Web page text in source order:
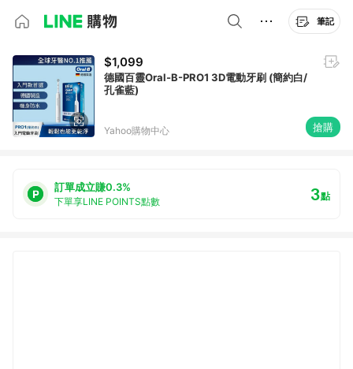
筆記
$1,099
德國百靈Oral-B-PRO1 3D電動牙刷 (簡約白/
孔雀藍)
Yahoo購物中心 搶購
訂單成立賺0.3%
下單享LINE POINTS點數 3點